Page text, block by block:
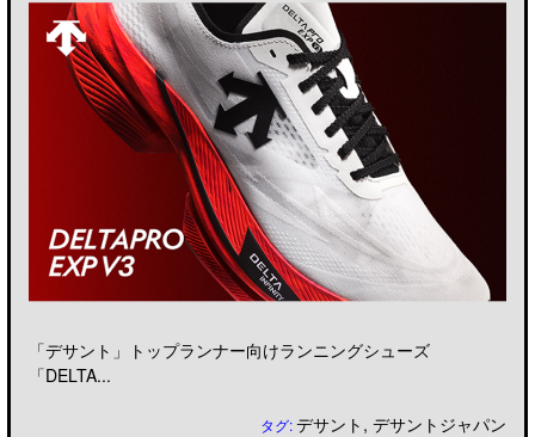
「デサント」トップランナー向けランニングシューズ
「DELTA...
タグ:デサント ,デサントジャパン